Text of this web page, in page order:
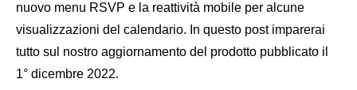
nuovo menu RSVP e la reattività mobile per alcune
visualizzazioni del calendario. In questo post imparerai
tutto sul nostro aggiornamento del prodotto pubblicato il
1° dicembre 2022.